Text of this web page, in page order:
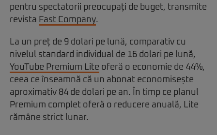
pentru spectatorii preocupați de buget, transmite
revista Fast Company.
La un preț de 9 dolari pe lună, comparativ cu
nivelul standard individual de 16 dolari pe lună,
YouTube Premium Lite oferă o economie de 44%,
ceea ce înseamnă că un abonat economisește
aproximativ 84 de dolari pe an. În timp ce planul
Premium complet oferă o reducere anuală, Lite
rămâne strict lunar.